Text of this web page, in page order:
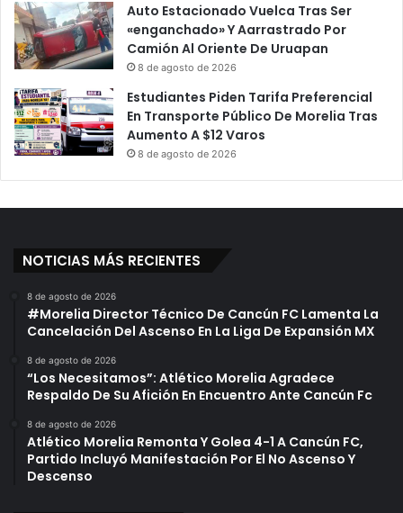
Auto Estacionado Vuelca Tras Ser
«enganchado» Y Aarrastrado Por
Camión Al Oriente De Uruapan
8 de agosto de 2026
Estudiantes Piden Tarifa Preferencial
En Transporte Público De Morelia Tras
Aumento A $12 Varos
8 de agosto de 2026
NOTICIAS MÁS RECIENTES
8 de agosto de 2026
#Morelia Director Técnico De Cancún FC Lamenta La
Cancelación Del Ascenso En La Liga De Expansión MX
8 de agosto de 2026
“Los Necesitamos”: Atlético Morelia Agradece
Respaldo De Su Afición En Encuentro Ante Cancún Fc
8 de agosto de 2026
Atlético Morelia Remonta Y Golea 4-1 A Cancún FC,
Partido Incluyó Manifestación Por El No Ascenso Y
Descenso